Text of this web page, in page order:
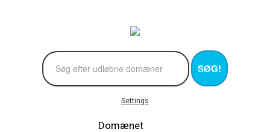
SØG!
Settings
Domænet